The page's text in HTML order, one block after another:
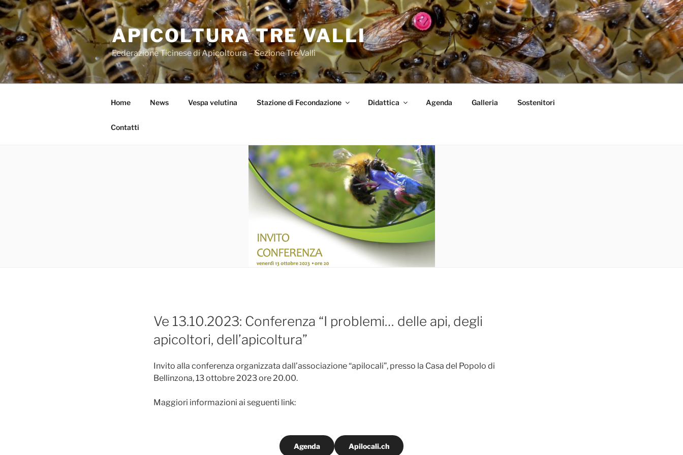
Salta
al
contenuto
APICOLTURA TRE VALLI
Federazione Ticinese di Apicoltoura – Sezione Tre Valli
Home News Vespa velutina Stazione di Fecondazione Didattica Agenda Galleria Sostenitori
Contatti
Ve 13.10.2023: Conferenza “I problemi… delle api, degli
apicoltori, dell’apicoltura”
Invito alla conferenza organizzata dall’associazione “apilocali”, presso la Casa del Popolo di
Bellinzona, 13 ottobre 2023 ore 20.00.
Maggiori informazioni ai seguenti link:
Agenda Apilocali.ch